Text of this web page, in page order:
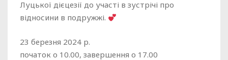
Луцької дієцезії до участі в зустрічі про
відносини в подружжі.
23 березня 2024 р.
початок о 10.00, завершення о 17.00